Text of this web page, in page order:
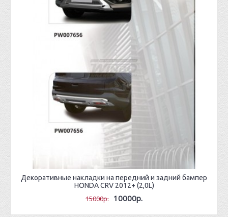
Декоративные накладки на передний и задний бампер
HONDA CRV 2012+ (2,0L)
15000р. 10000р.